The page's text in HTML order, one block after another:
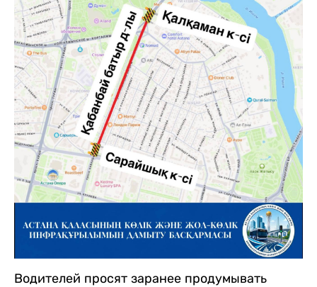
Водителей просят заранее продумывать